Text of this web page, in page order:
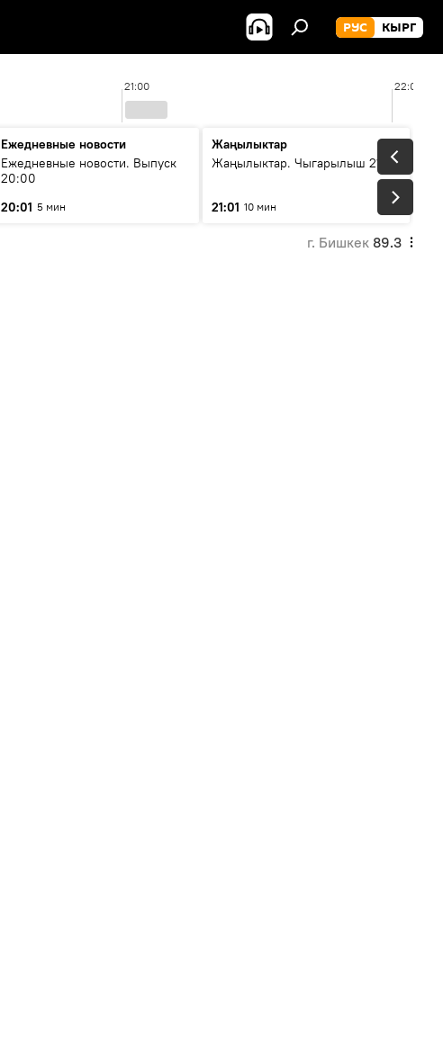
РУС КЫРГ
21:00 22:00
Ежедневные новости
Ежедневные новости. Выпуск
20:00
20:01 5 мин
Жаңылыктар
Жаңылыктар. Чыгарылыш 21:00
21:01 10 мин
г. Бишкек 89.3